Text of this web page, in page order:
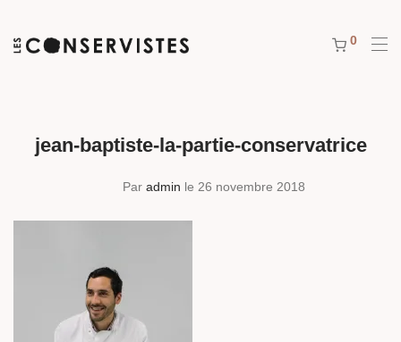
0
jean-baptiste-la-partie-conservatrice
Par admin le 26 novembre 2018